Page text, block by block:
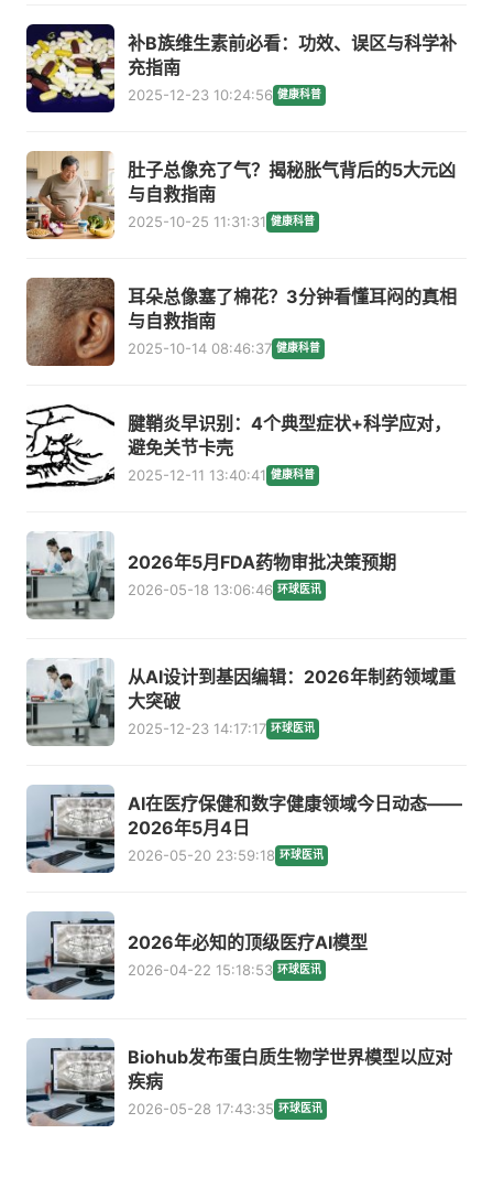
补B族维生素前必看：功效、误区与科学补
充指南
2025-12-23 10:24:56 健康科普
肚子总像充了气？揭秘胀气背后的5大元凶
与自救指南
2025-10-25 11:31:31 健康科普
耳朵总像塞了棉花？3分钟看懂耳闷的真相
与自救指南
2025-10-14 08:46:37 健康科普
腱鞘炎早识别：4个典型症状+科学应对，
避免关节卡壳
2025-12-11 13:40:41 健康科普
2026年5月FDA药物审批决策预期
2026-05-18 13:06:46 环球医讯
从AI设计到基因编辑：2026年制药领域重
大突破
2025-12-23 14:17:17 环球医讯
AI在医疗保健和数字健康领域今日动态——
2026年5月4日
2026-05-20 23:59:18 环球医讯
2026年必知的顶级医疗AI模型
2026-04-22 15:18:53 环球医讯
Biohub发布蛋白质生物学世界模型以应对
疾病
2026-05-28 17:43:35 环球医讯